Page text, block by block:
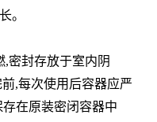
。
,密封存放于室内阴
,每次使用后容器应严
在原装密闭容器中